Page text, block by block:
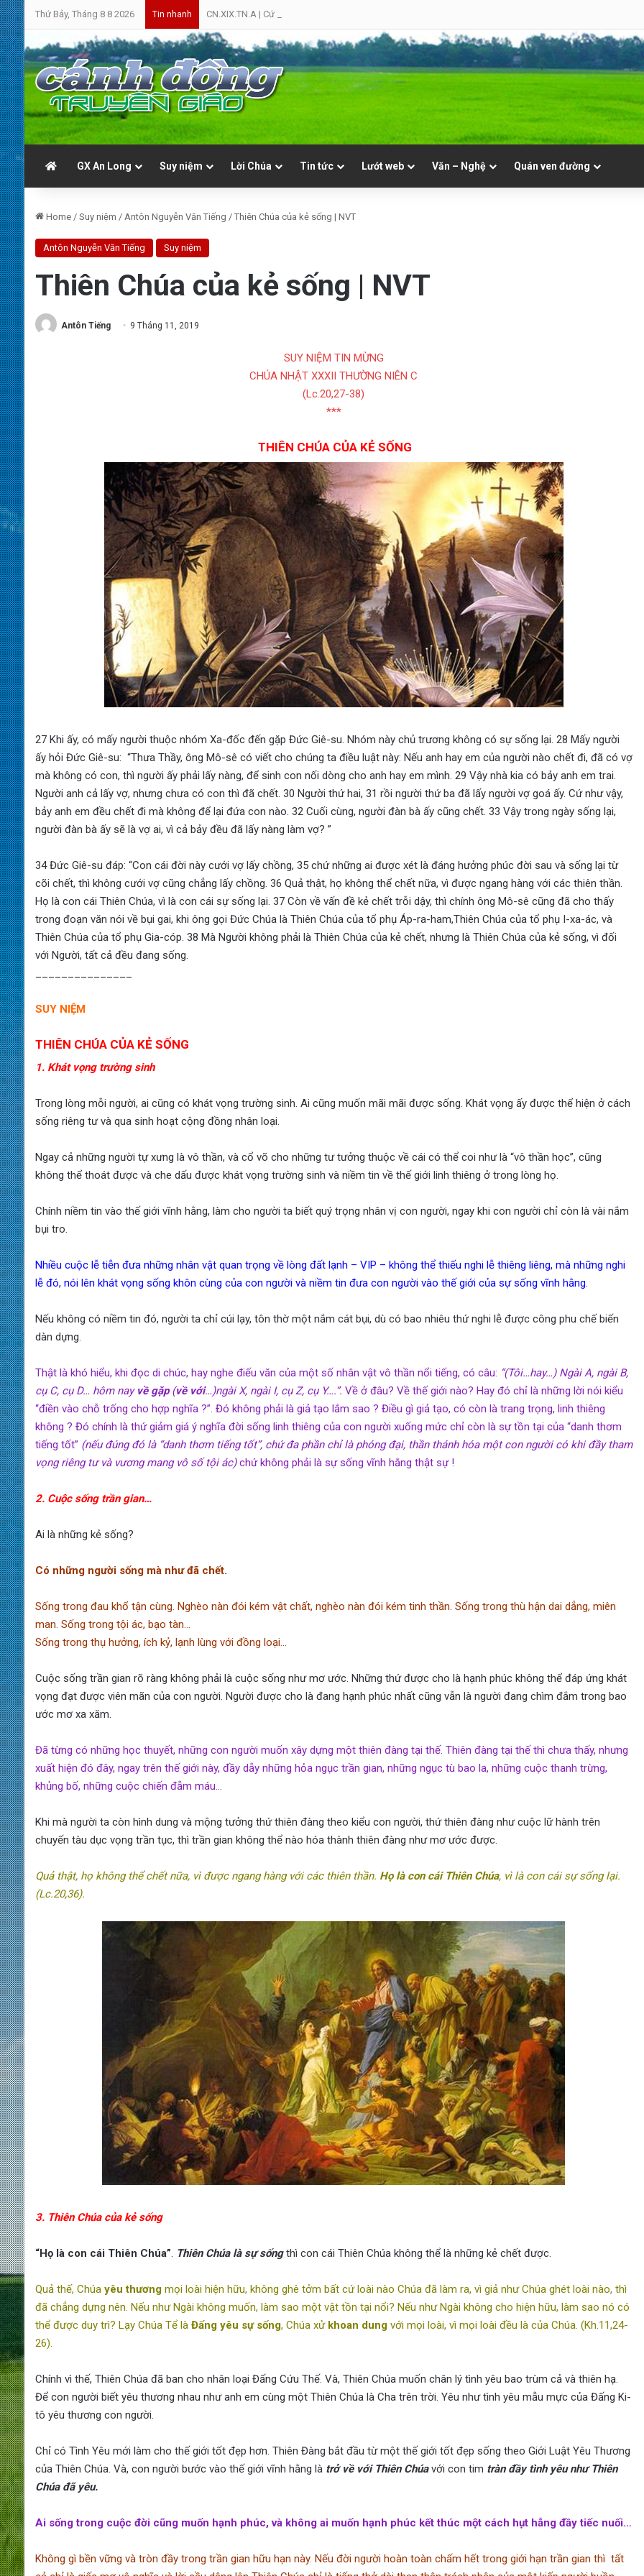
Thứ Bảy, Tháng 8 8 2026 Tin nhanh CN.XIX.TN.A | Cứ Yên Tâm | NVT
GX An Long Suy niệm Lời Chúa Tin tức Lướt web Văn – Nghệ Quán ven đường
Home / Suy niệm / Antôn Nguyễn Văn Tiếng / Thiên Chúa của kẻ sống | NVT
Antôn Nguyễn Văn Tiếng Suy niệm
Thiên Chúa của kẻ sống | NVT
Antôn Tiếng 9 Tháng 11, 2019
SUY NIỆM TIN MỪNG
CHÚA NHẬT XXXII THƯỜNG NIÊN C
(Lc.20,27-38)
***
THIÊN CHÚA CỦA KẺ SỐNG
27 Khi ấy, có mấy người thuộc nhóm Xa-đốc đến gặp Đức Giê-su. Nhóm này chủ trương không có sự sống lại. 28 Mấy người
ấy hỏi Đức Giê-su: “Thưa Thầy, ông Mô-sê có viết cho chúng ta điều luật này: Nếu anh hay em của người nào chết đi, đã có vợ
mà không có con, thì người ấy phải lấy nàng, để sinh con nối dòng cho anh hay em mình. 29 Vậy nhà kia có bảy anh em trai.
Người anh cả lấy vợ, nhưng chưa có con thì đã chết. 30 Người thứ hai, 31 rồi người thứ ba đã lấy người vợ goá ấy. Cứ như vậy,
bảy anh em đều chết đi mà không để lại đứa con nào. 32 Cuối cùng, người đàn bà ấy cũng chết. 33 Vậy trong ngày sống lại,
người đàn bà ấy sẽ là vợ ai, vì cả bảy đều đã lấy nàng làm vợ? ”
34 Đức Giê-su đáp: “Con cái đời này cưới vợ lấy chồng, 35 chứ những ai được xét là đáng hưởng phúc đời sau và sống lại từ
cõi chết, thì không cưới vợ cũng chẳng lấy chồng. 36 Quả thật, họ không thể chết nữa, vì được ngang hàng với các thiên thần.
Họ là con cái Thiên Chúa, vì là con cái sự sống lại. 37 Còn về vấn đề kẻ chết trỗi dậy, thì chính ông Mô-sê cũng đã cho thấy
trong đoạn văn nói về bụi gai, khi ông gọi Đức Chúa là Thiên Chúa của tổ phụ Áp-ra-ham,Thiên Chúa của tổ phụ I-xa-ác, và
Thiên Chúa của tổ phụ Gia-cóp. 38 Mà Người không phải là Thiên Chúa của kẻ chết, nhưng là Thiên Chúa của kẻ sống, vì đối
với Người, tất cả đều đang sống.
SUY NIỆM
THIÊN CHÚA CỦA KẺ SỐNG
1. Khát vọng trường sinh
Trong lòng mỗi người, ai cũng có khát vọng trường sinh. Ai cũng muốn mãi mãi được sống. Khát vọng ấy được thể hiện ở cách
sống riêng tư và qua sinh hoạt cộng đồng nhân loại.
Ngay cả những người tự xưng là vô thần, và cổ võ cho những tư tưởng thuộc về cái có thể coi như là “vô thần học”, cũng
không thể thoát được và che dấu được khát vọng trường sinh và niềm tin về thế giới linh thiêng ở trong lòng họ.
Chính niềm tin vào thế giới vĩnh hằng, làm cho người ta biết quý trọng nhân vị con người, ngay khi con người chỉ còn là vài nắm
bụi tro.
Nhiều cuộc lễ tiễn đưa những nhân vật quan trọng về lòng đất lạnh – VIP – không thể thiếu nghi lễ thiêng liêng, mà những nghi
lễ đó, nói lên khát vọng sống khôn cùng của con người và niềm tin đưa con người vào thế giới của sự sống vĩnh hằng.
Nếu không có niềm tin đó, người ta chỉ cúi lạy, tôn thờ một nắm cát bụi, dù có bao nhiêu thứ nghi lễ được công phu chế biến
dàn dựng.
Thật là khó hiểu, khi đọc di chúc, hay nghe điếu văn của một số nhân vật vô thần nổi tiếng, có câu: “(Tôi…hay…) Ngài A, ngài B,
cụ C, cụ D… hôm nay về gặp(về với…)ngài X, ngài I, cụ Z, cụ Y….”. Về ở đâu? Về thế giới nào? Hay đó chỉ là những lời nói kiểu
“điền vào chỗ trống cho hợp nghĩa ?”. Đó không phải là giả tạo lắm sao ? Điều gì giả tạo, có còn là trang trọng, linh thiêng
không ? Đó chính là thứ giảm giá ý nghĩa đời sống linh thiêng của con người xuống mức chỉ còn là sự tồn tại của “danh thơm
tiếng tốt” (nếu đúng đó là “danh thơm tiếng tốt”, chứ đa phần chỉ là phóng đại, thần thánh hóa một con người có khi đầy tham
vọng riêng tư và vương mang vô số tội ác)chứ không phải là sự sống vĩnh hằng thật sự !
2. Cuộc sống trần gian…
Ai là những kẻ sống?
Có những người sống mà như đã chết.
Sống trong đau khổ tận cùng. Nghèo nàn đói kém vật chất, nghèo nàn đói kém tinh thần. Sống trong thù hận dai dẳng, miên
man. Sống trong tội ác, bạo tàn…
Sống trong thụ hưởng, ích kỷ, lạnh lùng với đồng loại…
Cuộc sống trần gian rõ ràng không phải là cuộc sống như mơ ước. Những thứ được cho là hạnh phúc không thể đáp ứng khát
vọng đạt được viên mãn của con người. Người được cho là đang hạnh phúc nhất cũng vẫn là người đang chìm đắm trong bao
ước mơ xa xăm.
Đã từng có những học thuyết, những con người muốn xây dựng một thiên đàng tại thế. Thiên đàng tại thế thì chưa thấy, nhưng
xuất hiện đó đây, ngay trên thế giới này, đầy dẫy những hỏa ngục trần gian, những ngục tù bao la, những cuộc thanh trừng,
khủng bố, những cuộc chiến đẫm máu…
Khi mà người ta còn hình dung và mộng tưởng thứ thiên đàng theo kiểu con người, thứ thiên đàng như cuộc lữ hành trên
chuyến tàu dục vọng trần tục, thì trần gian không thể nào hóa thành thiên đàng như mơ ước được.
Quả thật, họ không thể chết nữa, vì được ngang hàng với các thiên thần. Họ là con cái Thiên Chúa, vì là con cái sự sống lại.
(Lc.20,36).
3. Thiên Chúa của kẻ sống
“Họ là con cái Thiên Chúa”. Thiên Chúa là sự sốngthì con cái Thiên Chúa không thể là những kẻ chết được.
Quả thế, Chúa yêu thương mọi loài hiện hữu, không ghê tởm bất cứ loài nào Chúa đã làm ra, vì giả như Chúa ghét loài nào, thì
đã chẳng dựng nên. Nếu như Ngài không muốn, làm sao một vật tồn tại nổi? Nếu như Ngài không cho hiện hữu, làm sao nó có
thể được duy trì? Lạy Chúa Tể là Đấng yêu sự sống, Chúa xử khoan dungvới mọi loài, vì mọi loài đều là của Chúa. (Kh.11,24-
26).
Chính vì thế, Thiên Chúa đã ban cho nhân loại Đấng Cứu Thế. Và, Thiên Chúa muốn chân lý tình yêu bao trùm cả và thiên hạ.
Để con người biết yêu thương nhau như anh em cùng một Thiên Chúa là Cha trên trời. Yêu như tình yêu mẫu mực của Đấng Ki-
tô yêu thương con người.
Chỉ có Tình Yêu mới làm cho thế giới tốt đẹp hơn. Thiên Đàng bắt đầu từ một thế giới tốt đẹp sống theo Giới Luật Yêu Thương
của Thiên Chúa. Và, con người bước vào thế giới vĩnh hằng là trở về với Thiên Chúavới con tim tràn đầy tình yêu như Thiên
Chúa đã yêu.
Ai sống trong cuộc đời cũng muốn hạnh phúc, và không ai muốn hạnh phúc kết thúc một cách hụt hẫng đầy tiếc nuối…
Không gì bền vững và tròn đầy trong trần gian hữu hạn này. Nếu đời người hoàn toàn chấm hết trong giới hạn trần gian thì tất